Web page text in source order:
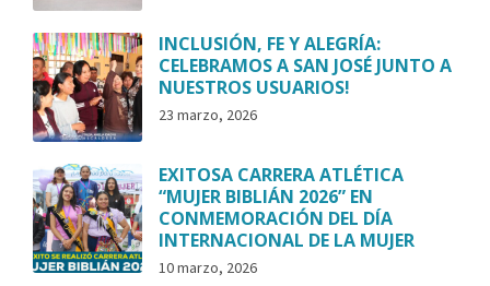
INCLUSIÓN, FE Y ALEGRÍA:
CELEBRAMOS A SAN JOSÉ JUNTO A
NUESTROS USUARIOS!
23 marzo, 2026
EXITOSA CARRERA ATLÉTICA
“MUJER BIBLIÁN 2026” EN
CONMEMORACIÓN DEL DÍA
INTERNACIONAL DE LA MUJER
10 marzo, 2026